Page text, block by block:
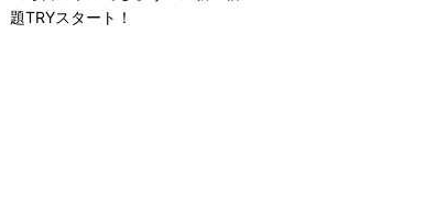
題TRYスタート！